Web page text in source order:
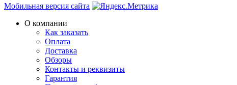
Мобильная версия сайта
О компании
Как заказать
Оплата
Доставка
Обзоры
Контакты и реквизиты
Гарантия